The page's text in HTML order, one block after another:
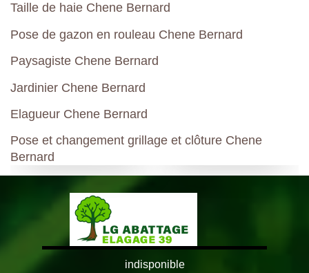
Taille de haie Chene Bernard
Pose de gazon en rouleau Chene Bernard
Paysagiste Chene Bernard
Jardinier Chene Bernard
Elagueur Chene Bernard
Pose et changement grillage et clôture Chene
Bernard
indisponible